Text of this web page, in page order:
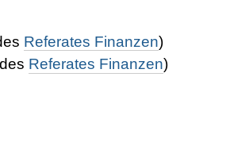
Referates Finanzen)
Referates Finanzen)